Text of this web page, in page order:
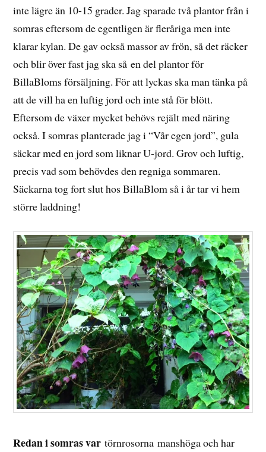
inte lägre än 10-15 grader. Jag sparade två plantor från i
somras eftersom de egentligen är fleråriga men inte
klarar kylan. De gav också massor av frön, så det räcker
och blir över fast jag ska så en del plantor för
BillaBloms försäljning. För att lyckas ska man tänka på
att de vill ha en luftig jord och inte stå för blött.
Eftersom de växer mycket behövs rejält med näring
också. I somras planterade jag i “Vår egen jord”, gula
säckar med en jord som liknar U-jord. Grov och luftig,
precis vad som behövdes den regniga sommaren.
Säckarna tog fort slut hos BillaBlom så i år tar vi hem
större laddning!
Redan i somras var törnrosorna manshöga och har